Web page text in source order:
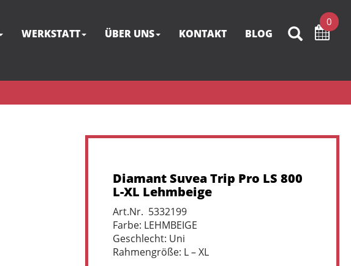
0
WERKSTATT ÜBER UNS KONTAKT BLOG
Diamant Suvea Trip Pro LS 800
L-XL Lehmbeige
Art.Nr. 5332199
Farbe: LEHMBEIGE
Geschlecht: Uni
Rahmengröße: L – XL